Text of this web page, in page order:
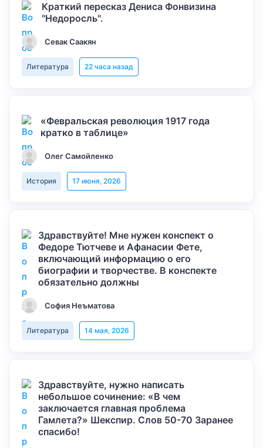
Краткий пересказ Дениса Фонвизина
"Недоросль".
Севак Саакян
Литература 22 часа назад
«Февральская революция 1917 года
кратко в таблице»
Олег Самойленко
История 17 июня, 2026
Здравствуйте! Мне нужен конспект о
Федоре Тютчеве и Афанасии Фете,
включающий информацию о его
биографии и творчестве. В конспекте
обязательно должны
София Неъматова
Литература 14 мая, 2026
Здравствуйте, нужно написать
небольшое сочинение: «В чем
заключается главная проблема
Гамлета?» Шекспир. Слов 50-70 Заранее
спасибо!